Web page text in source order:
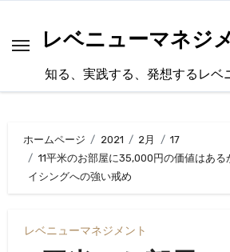
レベニューマネジ
知る、実践する、発想するレベ
ホームページ 2021 2月
17
11平米のお部屋に35,000円の価値はあ
イシングへの強い戒め
レベニューマネジメント